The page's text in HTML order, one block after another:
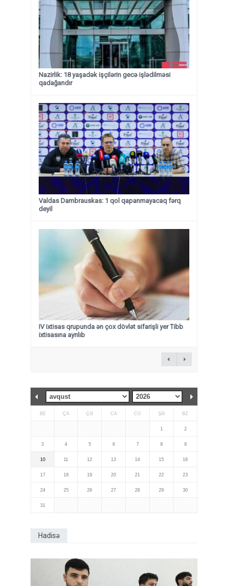
Nazirlik: 18 yaşadək işçilərin gecə işlədilməsi
qadağandır
Valdas Dambrauskas: 1 qol qapanmayacaq fərq
deyil
IV ixtisas qrupunda ən çox dövlət sifarişli yer Tibb
ixtisasına ayrılıb
BE ÇA ÇƏ CA CÜ ŞƏ BZ
1 2
3 4 5 6 7 8 9
10 11 12 13 14 15 16
17 18 19 20 21 22 23
24 25 26 27 28 29 30
31
Hadisə